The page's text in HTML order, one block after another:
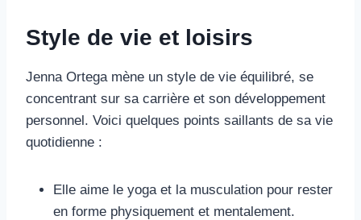
Style de vie et loisirs
Jenna Ortega mène un style de vie équilibré, se
concentrant sur sa carrière et son développement
personnel. Voici quelques points saillants de sa vie
quotidienne :
Elle aime le yoga et la musculation pour rester
en forme physiquement et mentalement.